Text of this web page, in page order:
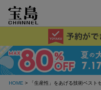
HOME > 「生産性」をあげる技術ベスト